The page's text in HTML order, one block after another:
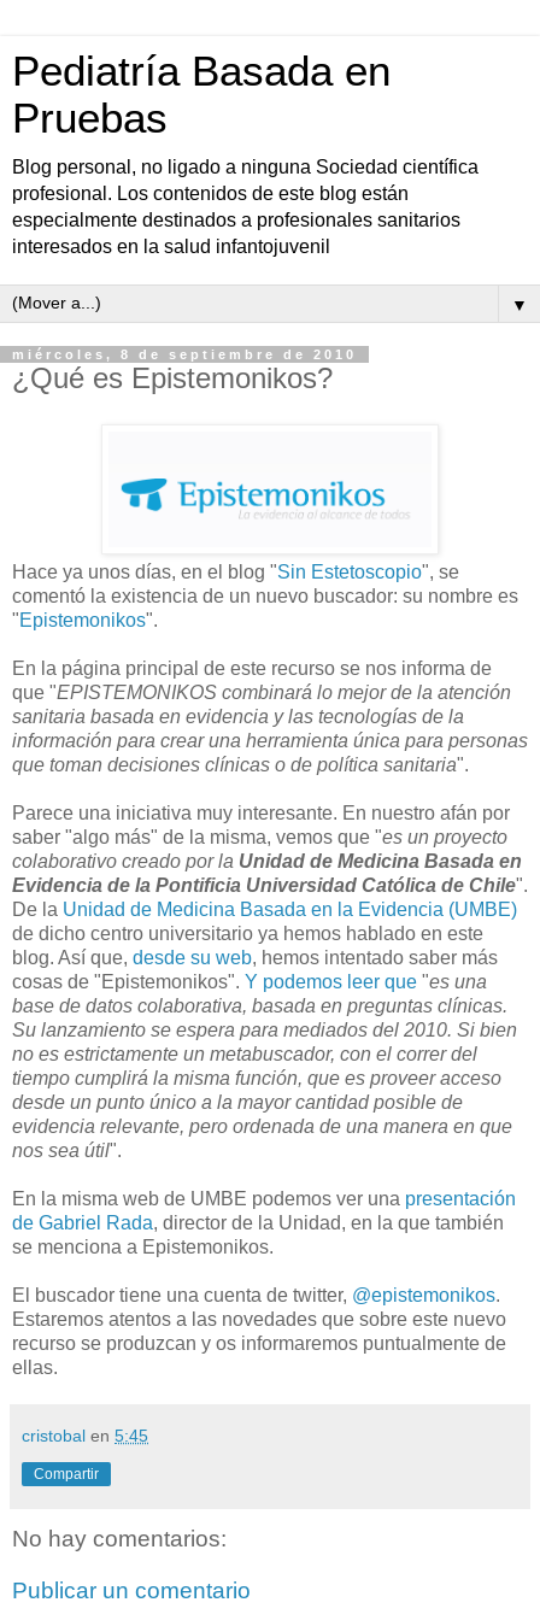
Pediatría Basada en
Pruebas
Blog personal, no ligado a ninguna Sociedad científica
profesional. Los contenidos de este blog están
especialmente destinados a profesionales sanitarios
interesados en la salud infantojuvenil
▼
miércoles, 8 de septiembre de 2010
¿Qué es Epistemonikos?
Hace ya unos días, en el blog "Sin Estetoscopio", se
comentó la existencia de un nuevo buscador: su nombre es
"Epistemonikos".
En la página principal de este recurso se nos informa de
que "EPISTEMONIKOS combinará lo mejor de la atención
sanitaria basada en evidencia y las tecnologías de la
información para crear una herramienta única para personas
que toman decisiones clínicas o de política sanitaria".
Parece una iniciativa muy interesante. En nuestro afán por
saber "algo más" de la misma, vemos que "es un proyecto
colaborativo creado por la Unidad de Medicina Basada en
Evidencia de la Pontificia Universidad Católica de Chile".
De la Unidad de Medicina Basada en la Evidencia (UMBE)
de dicho centro universitario ya hemos hablado en este
blog. Así que, desde su web, hemos intentado saber más
cosas de "Epistemonikos". Y podemos leer que "es una
base de datos colaborativa, basada en preguntas clínicas.
Su lanzamiento se espera para mediados del 2010. Si bien
no es estrictamente un metabuscador, con el correr del
tiempo cumplirá la misma función, que es proveer acceso
desde un punto único a la mayor cantidad posible de
evidencia relevante, pero ordenada de una manera en que
nos sea útil".
En la misma web de UMBE podemos ver una presentación
de Gabriel Rada, director de la Unidad, en la que también
se menciona a Epistemonikos.
El buscador tiene una cuenta de twitter, @epistemonikos.
Estaremos atentos a las novedades que sobre este nuevo
recurso se produzcan y os informaremos puntualmente de
ellas.
cristobal en 5:45
Compartir
No hay comentarios:
Publicar un comentario